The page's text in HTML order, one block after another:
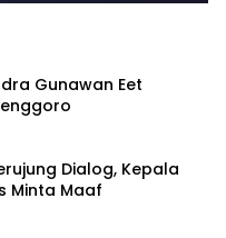
Gunawan Eet
Dialog, Kepala
Minta Maaf